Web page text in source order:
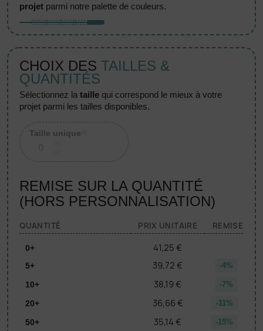
projet parmi notre palette de couleurs.
CHOIX DES TAILLES &
QUANTITÉS
sélectionnez lataille qui correspond le mieux à votre
projet parmi les tailles disponibles.
Taille unique
REMISE SUR LA QUANTITÉ
(HORS PERSONNALISATION)
QUANTITÉ PRIX UNITAIRE REMISE
0+ 41,25 €
5+ 39,72 € -4%
10+ 38,19 € -7%
20+ 36,66 € -11%
50+ 35,14 € -15%